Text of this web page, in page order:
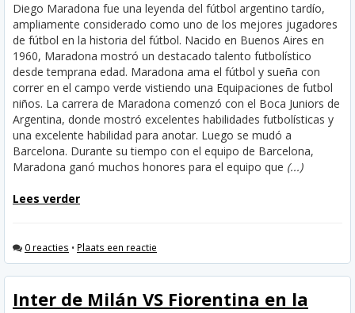
Diego Maradona fue una leyenda del fútbol argentino tardío,
ampliamente considerado como uno de los mejores jugadores
de fútbol en la historia del fútbol. Nacido en Buenos Aires en
1960, Maradona mostró un destacado talento futbolístico
desde temprana edad. Maradona ama el fútbol y sueña con
correr en el campo verde vistiendo una Equipaciones de futbol
niños. La carrera de Maradona comenzó con el Boca Juniors de
Argentina, donde mostró excelentes habilidades futbolísticas y
una excelente habilidad para anotar. Luego se mudó a
Barcelona. Durante su tiempo con el equipo de Barcelona,
Maradona ganó muchos honores para el equipo que (...)
Lees verder
0 reacties • Plaats een reactie
Inter de Milán VS Fiorentina en la